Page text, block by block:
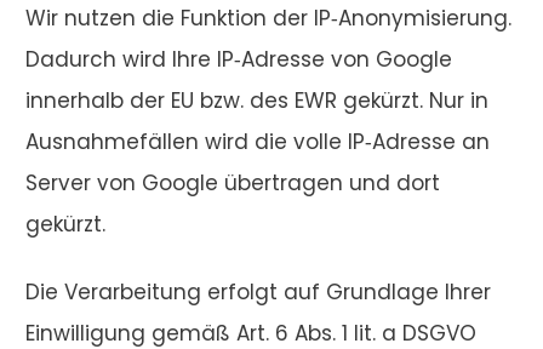
Wir nutzen die Funktion der IP‑Anonymisierung.
Dadurch wird Ihre IP‑Adresse von Google
innerhalb der EU bzw. des EWR gekürzt. Nur in
Ausnahmefällen wird die volle IP‑Adresse an
Server von Google übertragen und dort
gekürzt.
Die Verarbeitung erfolgt auf Grundlage Ihrer
Einwilligung gemäß Art. 6 Abs. 1 lit. a DSGVO